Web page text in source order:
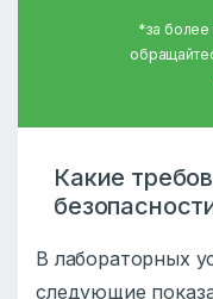
*за
Какие
В лабораторных
следующие